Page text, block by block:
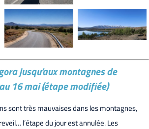
jusqu’aux montagnes de
16 mai (étape modifiée)
sont très mauvaises dans les montagnes,
l’étape du jour est annulée. Les